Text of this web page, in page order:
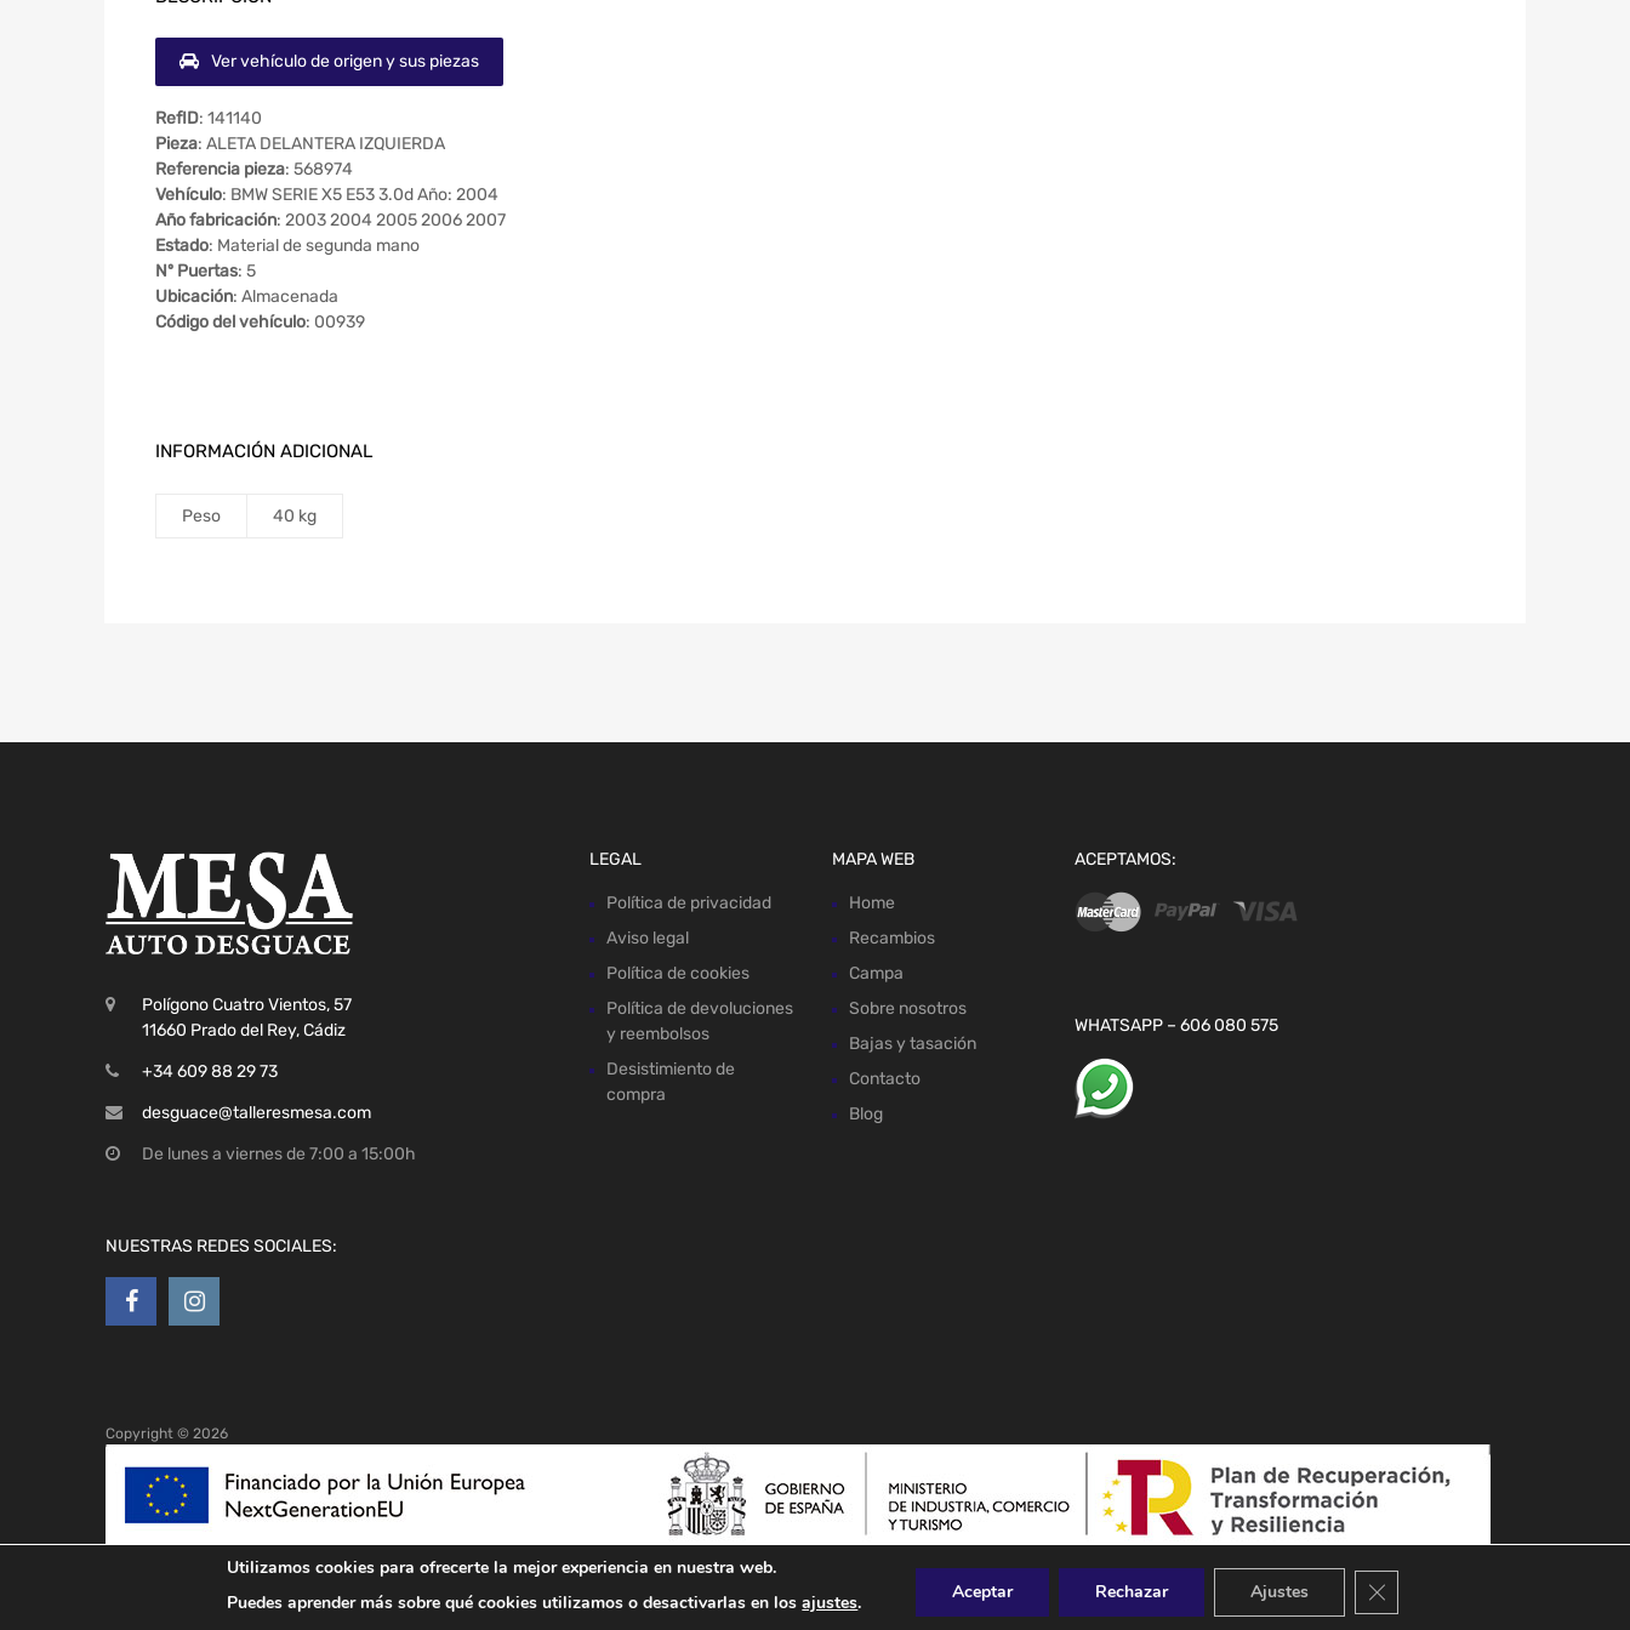
Ver vehículo de origen y sus piezas
RefID: 141140
Pieza: ALETA DELANTERA IZQUIERDA
Referencia pieza: 568974
Vehículo: BMW SERIE X5 E53 3.0d Año: 2004
Año fabricación: 2003 2004 2005 2006 2007
Estado: Material de segunda mano
Nº Puertas: 5
Ubicación: Almacenada
Código del vehículo: 00939
INFORMACIÓN ADICIONAL
Peso 40 kg
Polígono Cuatro Vientos, 57
11660 Prado del Rey, Cádiz
+34 609 88 29 73
desguace@talleresmesa.com
De lunes a viernes de 7:00 a 15:00h
NUESTRAS REDES SOCIALES:
LEGAL
Política de privacidad
Aviso legal
Política de cookies
Política de devoluciones
y reembolsos
Desistimiento de
compra
MAPA WEB
Home
Recambios
Campa
Sobre nosotros
Bajas y tasación
Contacto
Blog
ACEPTAMOS:
WHATSAPP – 606 080 575
Copyright © 2026
Utilizamos cookies para ofrecerte la mejor experiencia en nuestra web.
Puedes aprender más sobre qué cookies utilizamos o desactivarlas en losajustes. Aceptar Rechazar Ajustes Cerrar el banner de cookies RGPD